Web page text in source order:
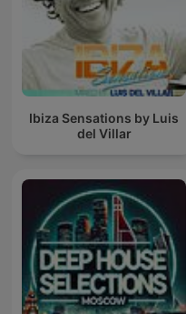
Ibiza Sensations by Luis
del Villar